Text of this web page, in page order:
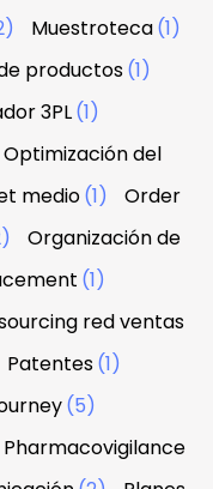
Muestroteca(1)
productos(1)
3PL(1)
Optimización del
medio(1)
Order
Organización de
(1)
red ventas
Patentes(1)
(5)
Pharmacovigilance